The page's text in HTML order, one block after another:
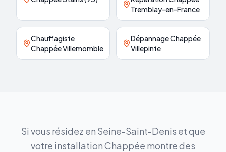
Tremblay-en-France
Chauffagiste
Chappée Villemomble
Dépannage Chappée
Villepinte
Si vous résidez en Seine-Saint-Denis et que
votre installation Chappée montre des